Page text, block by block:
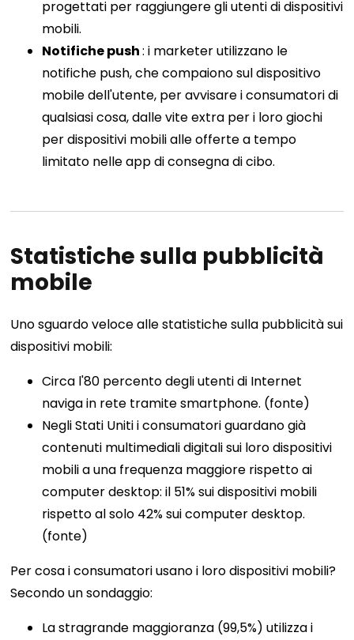
progettati per raggiungere gli utenti di dispositivi
mobili.
Notifiche push: i marketer utilizzano le
notifiche push, che compaiono sul dispositivo
mobile dell'utente, per avvisare i consumatori di
qualsiasi cosa, dalle vite extra per i loro giochi
per dispositivi mobili alle offerte a tempo
limitato nelle app di consegna di cibo.
Statistiche sulla pubblicità
mobile
Uno sguardo veloce alle statistiche sulla pubblicità sui
dispositivi mobili:
Circa l'80 percento degli utenti di Internet
naviga in rete tramite smartphone. (fonte)
Negli Stati Uniti i consumatori guardano già
contenuti multimediali digitali sui loro dispositivi
mobili a una frequenza maggiore rispetto ai
computer desktop: il 51% sui dispositivi mobili
rispetto al solo 42% sui computer desktop.
(fonte)
Per cosa i consumatori usano i loro dispositivi mobili?
Secondo un sondaggio:
La stragrande maggioranza (99,5%) utilizza i